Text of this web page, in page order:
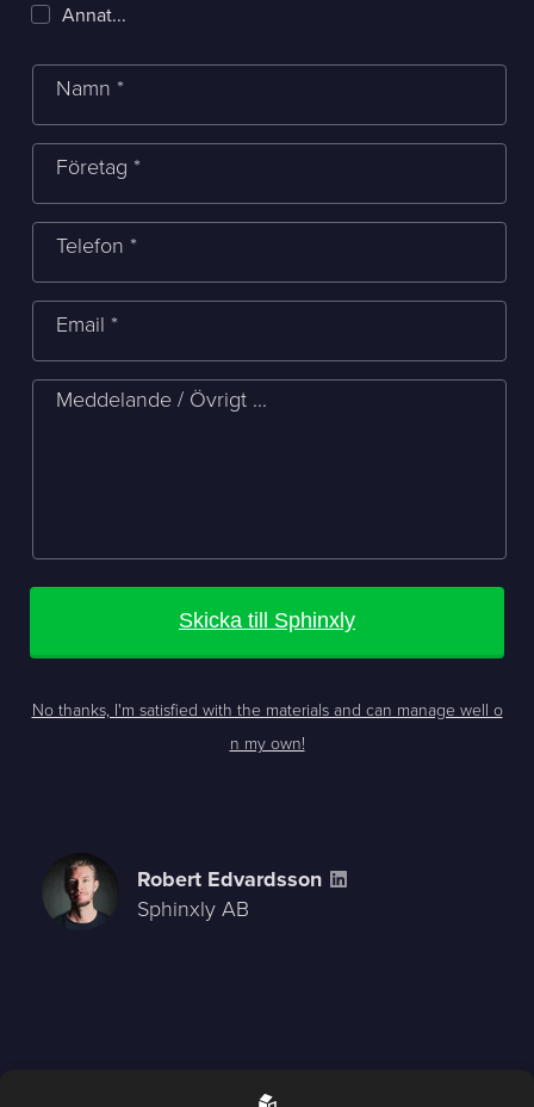
Annat...
Namn *
Företag *
Telefon *
Email *
Meddelande / Övrigt ...
Skicka till Sphinxly
No thanks, I'm satisfied with the materials and can manage well o
n my own!
Robert Edvardsson
Sphinxly AB